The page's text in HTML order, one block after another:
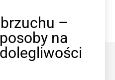
–
na